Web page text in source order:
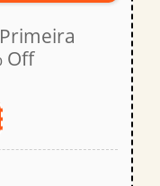
Off